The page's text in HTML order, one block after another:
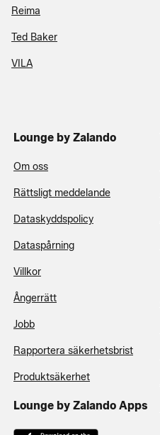
Reima
Ted Baker
VILA
Lounge by Zalando
Om oss
Rättsligt meddelande
Dataskyddspolicy
Dataspårning
Villkor
Ångerrätt
Jobb
Rapportera säkerhetsbrist
Produktsäkerhet
Lounge by Zalando Apps